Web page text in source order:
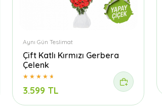
Aynı Gün Teslimat
Çift Katlı Kırmızı Gerbera
Çelenk
3.599 TL